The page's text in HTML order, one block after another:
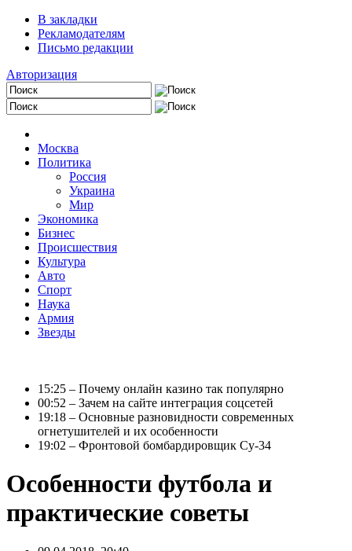
В закладки
Рекламодателям
Письмо редакции
Авторизация
Москва
Политика
Россия
Украина
Мир
Экономика
Бизнес
Происшествия
Культура
Авто
Спорт
Наука
Армия
Звезды
15:25 – Почему онлайн казино так популярно
00:52 – Зачем на сайте интеграция соцсетей
19:18 – Основные разновидности современных
огнетушителей и их особенности
19:02 – Фронтовой бомбардировщик Су-34
Особенности футбола и
практические советы